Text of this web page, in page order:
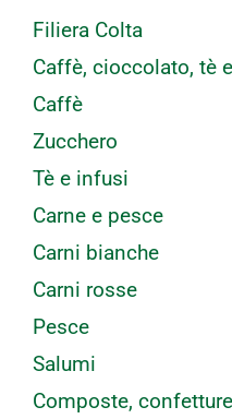
Filiera Colta
Caffè, cioccolato, tè
Caffè
Zucchero
Tè e infusi
Carne e pesce
Carni bianche
Carni rosse
Pesce
Salumi
Composte,